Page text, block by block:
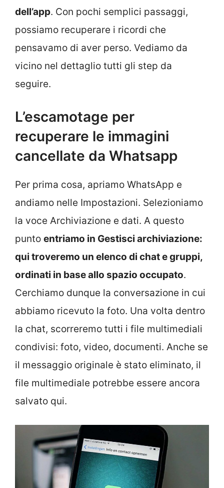
dell’app. Con pochi semplici passaggi,
possiamo recuperare i ricordi che
pensavamo di aver perso. Vediamo da
vicino nel dettaglio tutti gli step da
seguire.
L’escamotage per
recuperare le immagini
cancellate da Whatsapp
Per prima cosa, apriamo WhatsApp e
andiamo nelle Impostazioni. Selezioniamo
la voce Archiviazione e dati. A questo
punto entriamo in Gestisci archiviazione:
qui troveremo un elenco di chat e gruppi,
ordinati in base allo spazio occupato.
Cerchiamo dunque la conversazione in cui
abbiamo ricevuto la foto. Una volta dentro
la chat, scorreremo tutti i file multimediali
condivisi: foto, video, documenti. Anche se
il messaggio originale è stato eliminato, il
file multimediale potrebbe essere ancora
salvato qui.